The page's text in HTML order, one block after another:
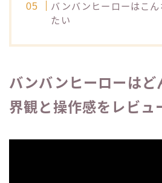
バンバンヒーローはこ
たい
バンバンヒーローはど
界観と操作感をレビュ